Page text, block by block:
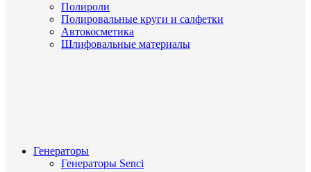
Полироли
Полировальные круги и салфетки
Автокосметика
Шлифовальные материалы
Генераторы
Генераторы Senci